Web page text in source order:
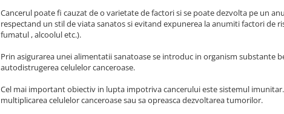
Cancerul poate fi cauzat de o varietate de factori si se poate dezvolta pe un
respectand un stil de viata sanatos si evitand expunerea la anumiti factori de
fumatul , alcoolul etc.).
Prin asigurarea unei alimentatii sanatoase se introduc in organism substante
autodistrugerea celulelor canceroase.
Cel mai important obiectiv in lupta impotriva cancerului este sistemul
multiplicarea celulelor canceroase sau sa opreasca dezvoltarea tumorilor.